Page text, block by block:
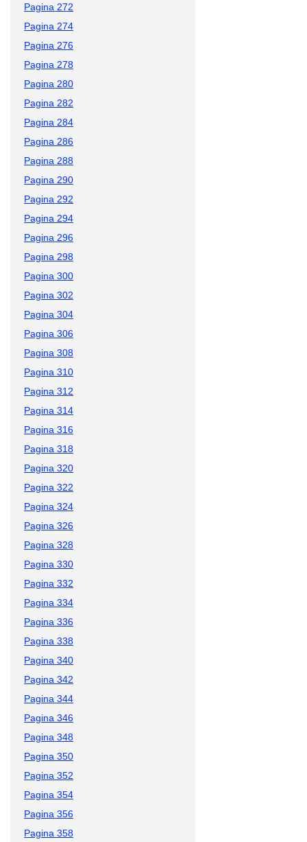
Pagina 272
Pagina 274
Pagina 276
Pagina 278
Pagina 280
Pagina 282
Pagina 284
Pagina 286
Pagina 288
Pagina 290
Pagina 292
Pagina 294
Pagina 296
Pagina 298
Pagina 300
Pagina 302
Pagina 304
Pagina 306
Pagina 308
Pagina 310
Pagina 312
Pagina 314
Pagina 316
Pagina 318
Pagina 320
Pagina 322
Pagina 324
Pagina 326
Pagina 328
Pagina 330
Pagina 332
Pagina 334
Pagina 336
Pagina 338
Pagina 340
Pagina 342
Pagina 344
Pagina 346
Pagina 348
Pagina 350
Pagina 352
Pagina 354
Pagina 356
Pagina 358